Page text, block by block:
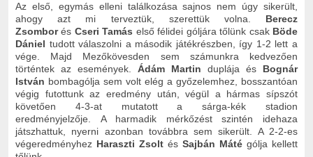
Az első, egymás elleni találkozása sajnos nem úgy sikerült,
ahogy azt mi terveztük, szerettük volna.
Berecz
Zsomborés Cseri Tamás első félidei góljára tőlünk csak Böde
Dániel tudott válaszolni a második játékrészben, így 1-2 lett a
vége. Majd Mezőkövesden sem számunkra kedvezően
történtek az események. Ádám Martin duplája és Bognár
István bombagólja sem volt elég a győzelemhez, bosszantóan
végig futottunk az eredmény után, végül a hármas sípszót
követően 4-3-at mutatott a sárga-kék stadion
eredményjelzője. A harmadik mérkőzést szintén idehaza
játszhattuk, nyerni azonban továbbra sem sikerült. A 2-2-es
végeredményhez Haraszti Zsolt és Sajbán Máté gólja kellett